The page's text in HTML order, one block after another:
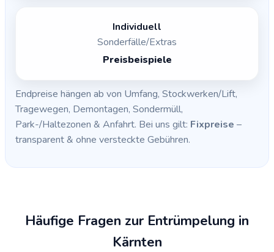
Individuell
Sonderfälle/Extras
Preisbeispiele
Endpreise hängen ab von Umfang, Stockwerken/Lift,
Tragewegen, Demontagen, Sondermüll,
Park-/Haltezonen & Anfahrt. Bei uns gilt: Fixpreise –
transparent & ohne versteckte Gebühren.
Häufige Fragen zur Entrümpelung in
Kärnten